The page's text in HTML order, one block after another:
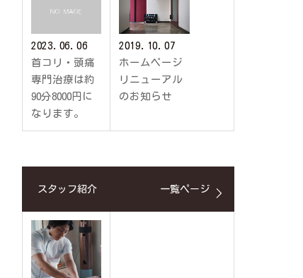
2023.06.06
首コリ・頭痛
専門治療は約
90分8000円に
なります。
2019.10.07
ホームページ
リニューアル
のお知らせ
スタッフ紹介 一覧ページ